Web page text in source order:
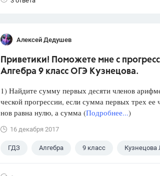
Алексей Дедушев
Приветики! Поможете мне с
Алгебра 9 класс ОГЭ Кузнецова.
1) Найдите сумму первых десяти членов
ческой прогрессии, если сумма первых трех ее
нов равна нулю, а сумма (Подробнее...)
16 декабря 2017
ГДЗ Алгебра 9 класс Кузнецова